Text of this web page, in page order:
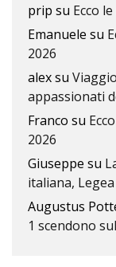
prip su Ecco
Emanuele su
2026
alexsu
appassionati
Franco su
2026
Giuseppe su
italiana,
Augustus
1 scendono